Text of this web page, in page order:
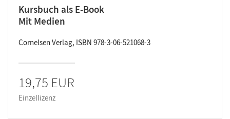
Kursbuch als E-Book
Mit Medien
Cornelsen Verlag, ISBN 978-3-06-521068-3
19,75 EUR
Einzellizenz